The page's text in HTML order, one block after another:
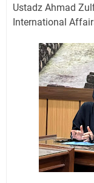
Ustadz Ahmad
International